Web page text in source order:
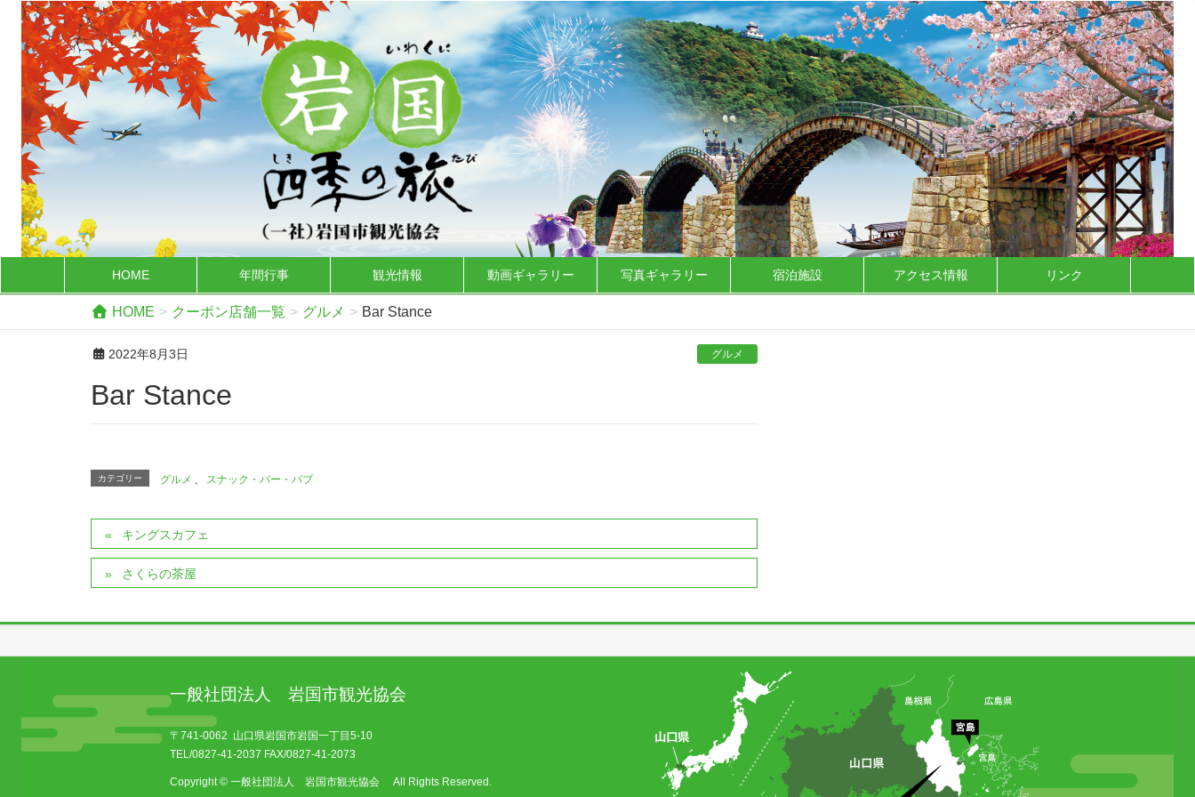
HOME 年間行事 観光情報 動画ギャラリー 写真ギャラリー 宿泊施設 アクセス情報 リンク
HOME クーポン店舗一覧 グルメ Bar Stance
2022年8月3日 グルメ
Bar Stance
カテゴリー グルメ スナック・バー・パブ
キングスカフェ
さくらの茶屋
一般社団法人 岩国市観光協会
〒741-0062 山口県岩国市岩国一丁目5-10
TEL/0827-41-2037 FAX/0827-41-2073
Copyright © 一般社団法人 岩国市観光協会 All Rights Reserved.